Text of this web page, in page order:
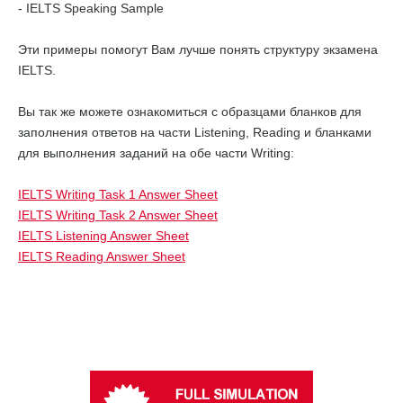
- IELTS Speaking Sample
Эти примеры помогут Вам лучше понять структуру экзамена
IELTS.
Вы так же можете ознакомиться с образцами бланков для
заполнения ответов на части Listening, Reading и бланками
для выполнения заданий на обе части Writing:
IELTS Writing Task 1 Answer Sheet
IELTS Writing Task 2 Answer Sheet
IELTS Listening Answer Sheet
IELTS Reading Answer Sheet